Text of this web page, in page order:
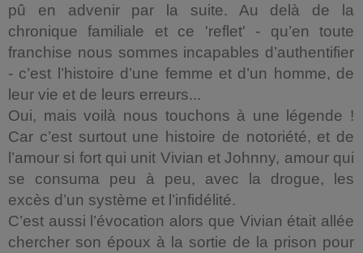
pû en advenir par la suite. Au delà de la
chronique familiale et ce 'reflet' - qu’en toute
franchise nous sommes incapables d’authentifier
- c’est l’histoire d’une femme et d’un homme, de
leur vie et de leurs erreurs...
Oui, mais voilà nous touchons à une légende !
Car c’est surtout une histoire de notoriété, et de
l’amour si fort qui unit Vivian et Johnny, amour qui
se consuma peu à peu, avec la drogue, les
excès d’un système et l’infidélité.
C’est aussi l’évocation alors que Vivian était allée
chercher son époux à la sortie de la prison pour